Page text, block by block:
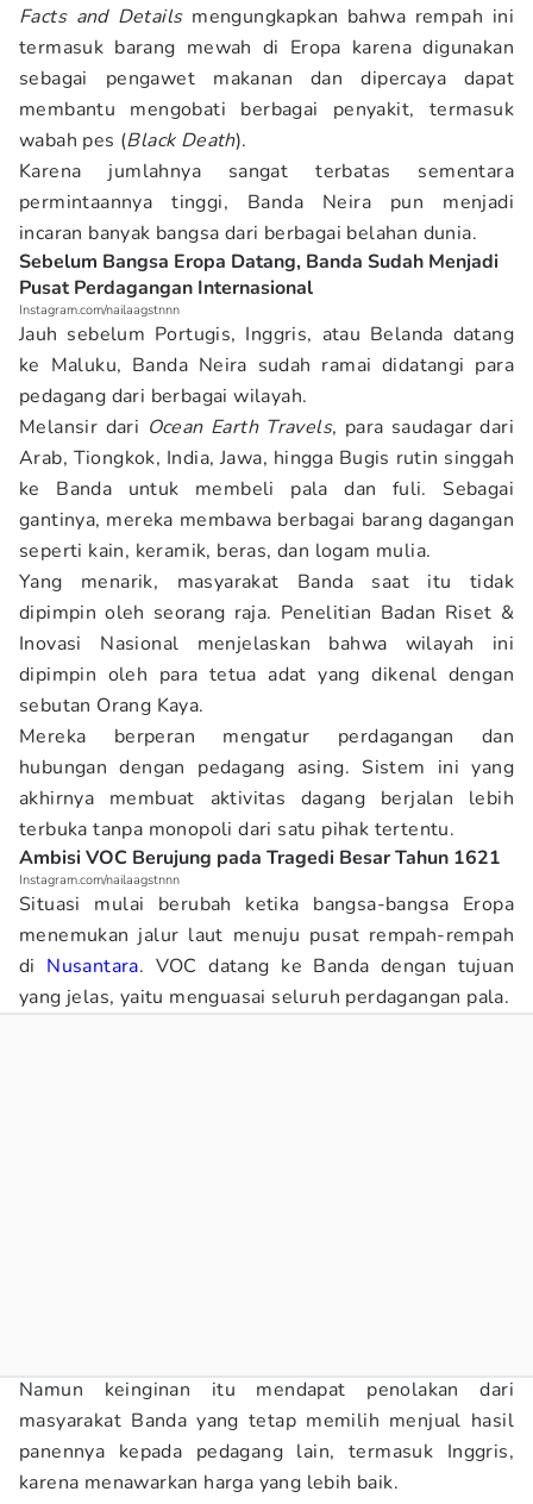
Facts and Detailsmengungkapkan bahwa rempah ini
termasuk barang mewah di Eropa karena digunakan
sebagai pengawet makanan dan dipercaya dapat
membantu mengobati berbagai penyakit, termasuk
wabah pes (Black Death).
Karena jumlahnya sangat terbatas sementara
permintaannya tinggi, Banda Neira pun menjadi
incaran banyak bangsa dari berbagai belahan dunia.
Sebelum Bangsa Eropa Datang, Banda Sudah Menjadi
Pusat Perdagangan Internasional
Instagram.com/nailaagstnnn
Jauh sebelum Portugis, Inggris, atau Belanda datang
ke Maluku, Banda Neira sudah ramai didatangi para
pedagang dari berbagai wilayah.
Melansir dari Ocean Earth Travels, para saudagar dari
Arab, Tiongkok, India, Jawa, hingga Bugis rutin singgah
ke Banda untuk membeli pala dan fuli. Sebagai
gantinya, mereka membawa berbagai barang dagangan
seperti kain, keramik, beras, dan logam mulia.
Yang menarik, masyarakat Banda saat itu tidak
dipimpin oleh seorang raja. Penelitian Badan Riset &
Inovasi Nasional menjelaskan bahwa wilayah ini
dipimpin oleh para tetua adat yang dikenal dengan
sebutan Orang Kaya.
Mereka berperan mengatur perdagangan dan
hubungan dengan pedagang asing. Sistem ini yang
akhirnya membuat aktivitas dagang berjalan lebih
terbuka tanpa monopoli dari satu pihak tertentu.
Ambisi VOC Berujung pada Tragedi Besar Tahun 1621
Instagram.com/nailaagstnnn
Situasi mulai berubah ketika bangsa-bangsa Eropa
menemukan jalur laut menuju pusat rempah-rempah
di Nusantara. VOC datang ke Banda dengan tujuan
yang jelas, yaitu menguasai seluruh perdagangan pala.
Namun keinginan itu mendapat penolakan dari
masyarakat Banda yang tetap memilih menjual hasil
panennya kepada pedagang lain, termasuk Inggris,
karena menawarkan harga yang lebih baik.